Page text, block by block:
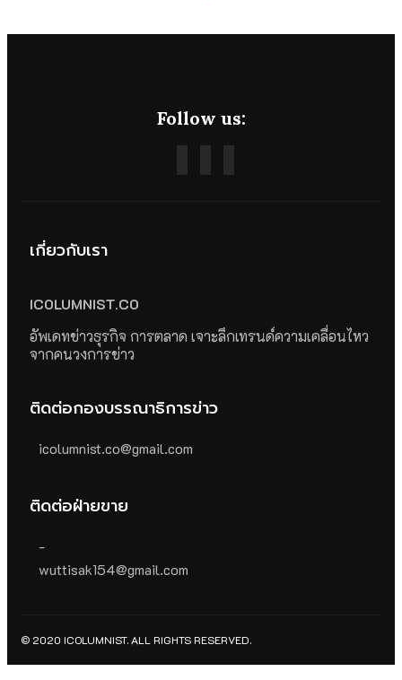
Follow us:
เกี่ยวกับเรา
ICOLUMNIST.CO
อัพเดทข่าวธุรกิจ การตลาด เจาะลึกเทรนด์ความเคลื่อนไหว
จากคนวงการข่าว
ติดต่อกองบรรณาธิการข่าว
icolumnist.co@gmail.com
ติดต่อฝ่ายขาย
-
wuttisak154@gmail.com
© 2020 ICOLUMNIST. ALL RIGHTS RESERVED.